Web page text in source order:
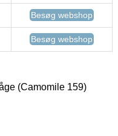
Besøg webshop
Besøg webshop
(Camomile 159)